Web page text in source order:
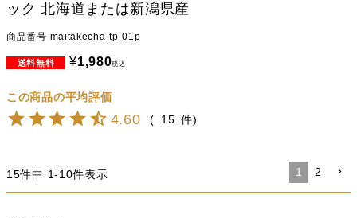
ック 北海道または新潟県産
商品番号 maitakecha-tp-01p
¥1,980税込
4.60 15
15件中 1-10件表示 1 2